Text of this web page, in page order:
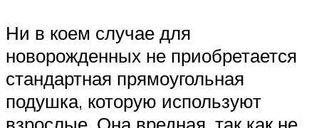
Ни в коем случае для
новорожденных не приобретается
стандартная прямоугольная
подушка, которую используют